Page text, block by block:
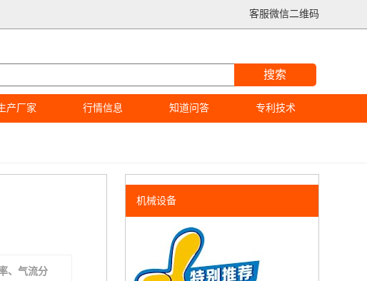
客服微信二维码
搜索
产厂家 行情信息 知道问答 专利技术
、气流分
机械设备